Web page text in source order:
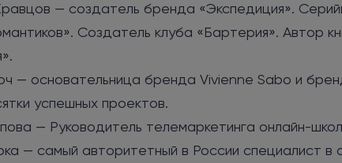
— создатель бренда «Экспедиция».
Создатель клуба «Бартерия». Автор
— основательница бренда Vivienne Sabo и
успешных проектов.
— Руководитель телемаркетинга онлайн-
— самый авторитетный в России специалист